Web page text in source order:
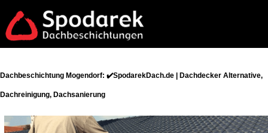
Dachbeschichtung Mogendorf: ✔️SpodarekDach.de | Dachdecker Alternative,
Dachreinigung, Dachsanierung